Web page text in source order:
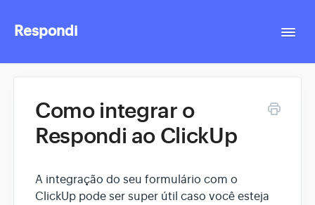
Respondi
Como integrar o
Respondi ao ClickUp
A integração do seu formulário com o
ClickUp pode ser super útil caso você esteja